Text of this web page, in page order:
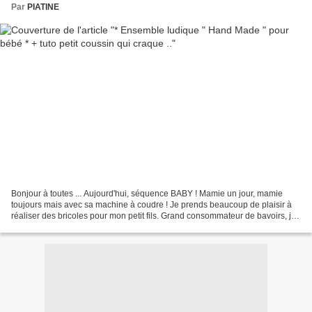
Par PIATINE
Bonjour à toutes ... Aujourd'hui, séquence BABY ! Mamie un jour, mamie
toujours mais avec sa machine à coudre ! Je prends beaucoup de plaisir à
réaliser des bricoles pour mon petit fils. Grand consommateur de bavoirs, je